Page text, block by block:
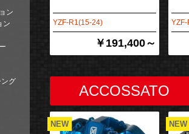
ン
ン
グ
YZF-R1(15-24)
￥191,400～